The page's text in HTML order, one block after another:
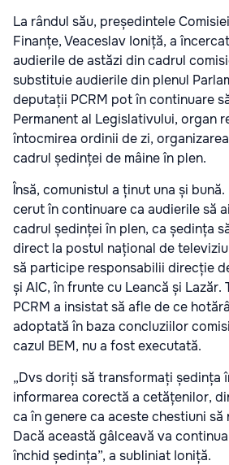
La rândul său, președintele
Finanțe, Veaceslav Ioniță, a
audierile de astăzi din cadrul
substituie audierile din plenul
deputații PCRM pot în continuare
Permanent al Legislativului, organ
întocmirea ordinii de zi,
cadrul ședinței de mâine în plen.
Însă, comunistul a ținut una și
cerut în continuare ca audierile să
cadrul ședinței în plen, ca ședința
direct la postul național de
să participe responsabilii direcție
și AIC, în frunte cu Leancă și
PCRM a insistat să afle de ce
adoptată în baza concluziilor
cazul BEM, nu a fost executată.
„Dvs doriți să transformați ședința
informarea corectă a cetățenilor,
ca în genere ca aceste chestiuni
Dacă această gâlceavă va
închid ședința”, a subliniat Ioniță.